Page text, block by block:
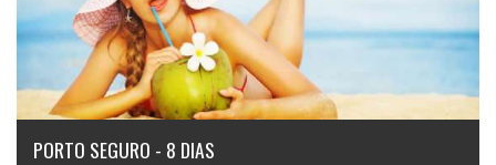
PORTO SEGURO - 8 DIAS